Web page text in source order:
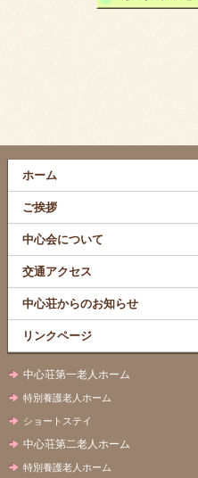
ホーム
ご挨拶
中心会について
交通アクセス
中心荘からのお知らせ
リンクページ
中心荘第一老人ホーム
特別養護老人ホーム
ショートステイ
中心荘第二老人ホーム
特別養護老人ホーム